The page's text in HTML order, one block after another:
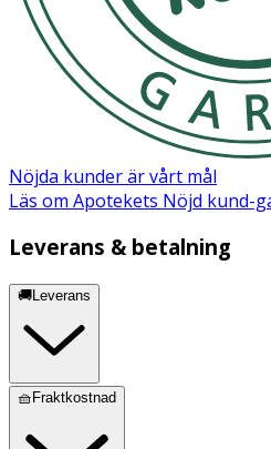
Nöjda kunder är vårt mål
Läs om Apotekets Nöjd kund-
Leverans & betalning
🚚Leverans
🧺Fraktkostnad